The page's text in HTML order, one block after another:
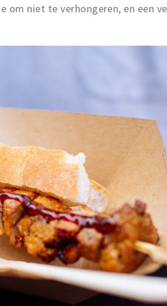
om niet te verhongeren, en een